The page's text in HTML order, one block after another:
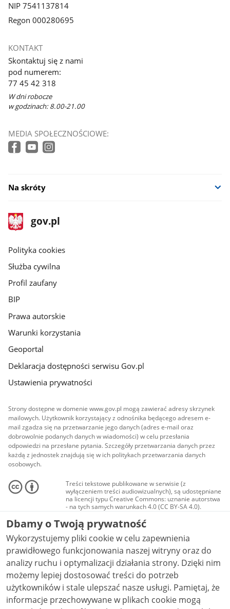
NIP 7541137814
Regon 000280695
KONTAKT
Skontaktuj się z nami
pod numerem:
77 45 42 318
W dni robocze
w godzinach: 8.00-21.00
MEDIA SPOŁECZNOŚCIOWE:
Na skróty
stopka
gov.pl
Strona
gov.pl
gov.pl
Polityka cookies
Służba cywilna
Profil zaufany
BIP
Prawa autorskie
Warunki korzystania
Geoportal
Deklaracja dostępności serwisu Gov.pl
Ustawienia prywatności
Strony dostępne w domenie www.gov.pl mogą zawierać adresy skrzynek
mailowych. Użytkownik korzystający z odnośnika będącego adresem e-
mail zgadza się na przetwarzanie jego danych (adres e-mail oraz
dobrowolnie podanych danych w wiadomości) w celu przesłania
odpowiedzi na przesłane pytania. Szczegóły przetwarzania danych przez
każdą z jednostek znajdują się w ich politykach przetwarzania danych
osobowych.
Treści tekstowe publikowane w serwisie (z
wyłączeniem treści audiowizualnych), są udostępniane
na licencji typu Creative Commons: uznanie autorstwa
- na tych samych warunkach 4.0 (CC BY-SA 4.0).
Materiały audiowizualne, w tym zdjęcia, materiały
audio i wideo, są udostępniane na licencji typu
Creative Commons: uznanie autorstwa użycie
niekomercyjne - bez utworów zależnych 4.0 (CC BY-
NC-ND 4.0), o ile nie jest to stwierdzone inaczej.
Dbamy o Twoją prywatność
Wykorzystujemy pliki cookie w celu zapewnienia
prawidłowego funkcjonowania naszej witryny oraz do
analizy ruchu i optymalizacji działania strony. Dzięki nim
możemy lepiej dostosować treści do potrzeb
użytkowników i stale ulepszać nasze usługi. Pamiętaj, że
informacje przechowywane w plikach cookie mogą